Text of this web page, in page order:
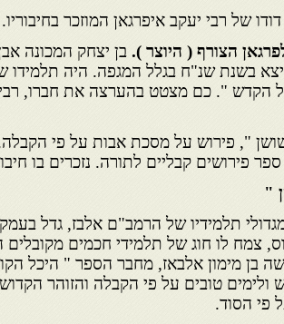
הצורף ( היוצר ).
בשנת שנ"ח בגלל המגפה. היה תלמידו
הקדש ". כם מצטט בהערצה את חברו,
", פירוש על מסכת אבות על פי
פירושים קבליים לתורה. נזכרים בו
"
תלמידיו של הרמב"ם אלבז, גדל
צמח לו חוג של תלמידי חכמים
בן מימון אלבאז, מחבר הספר " היכל
טובים על פי הקבלה והזוהר
פי הסוד.